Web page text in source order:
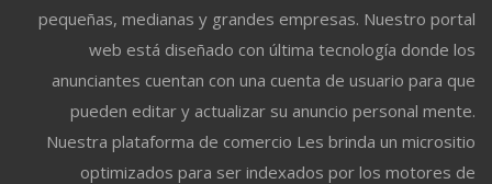
pequeñas, medianas y grandes empresas. Nuestro portal
web está diseñado con última tecnología donde los
anunciantes cuentan con una cuenta de usuario para que
pueden editar y actualizar su anuncio personal mente.
Nuestra plataforma de comercio Les brinda un micrositio
optimizados para ser indexados por los motores de